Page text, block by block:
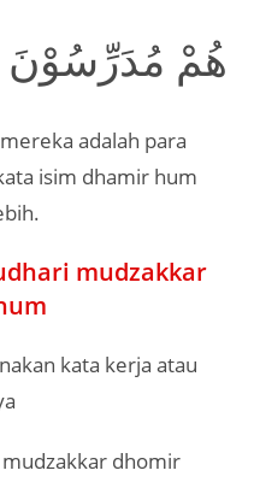
هُمْ مُدَرِّسُوْنَ
adalah para
isim dhamir hum
mudzakkar
kata kerja atau
dhomir